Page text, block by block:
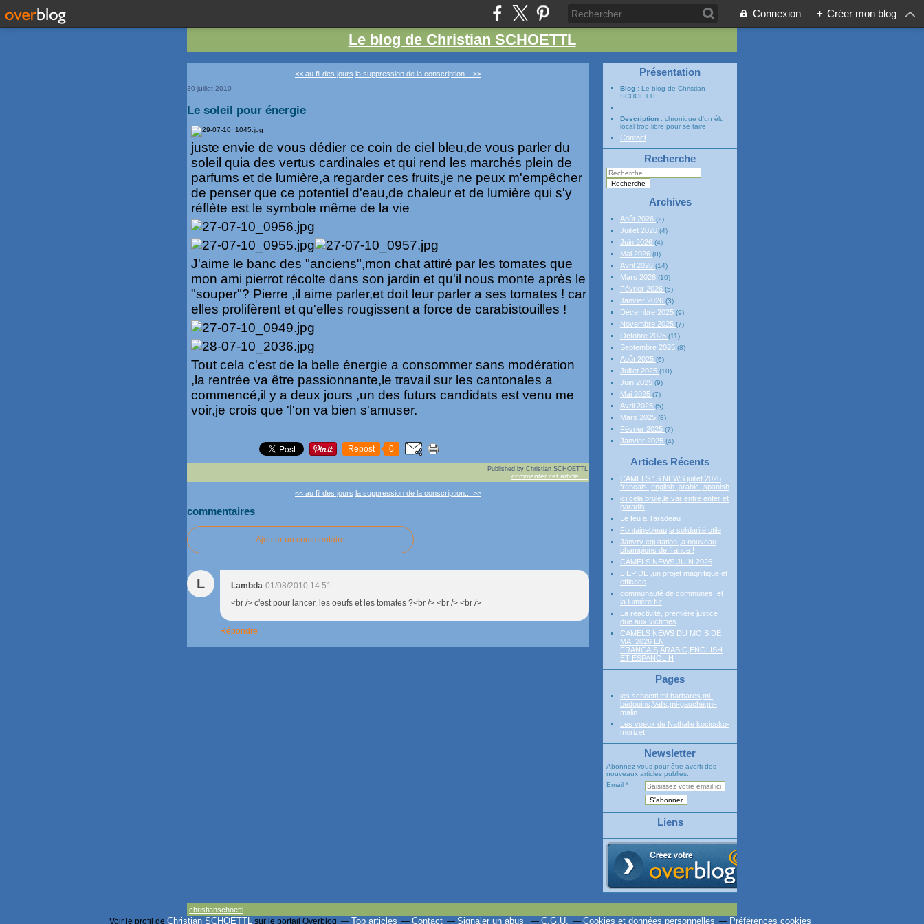
Connexion + Créer mon blog
Le blog de Christian SCHOETTL
<< au fil des jours la suppression de la conscription... >>
30 juillet 2010
Le soleil pour énergie
juste envie de vous dédier ce coin de ciel bleu,de vous parler du
soleil quia des vertus cardinales et qui rend les marchés plein de
parfums et de lumière,a regarder ces fruits,je ne peux m'empêcher
de penser que ce potentiel d'eau,de chaleur et de lumière qui s'y
réflète est le symbole même de la vie
J'aime le banc des "anciens",mon chat attiré par les tomates que
mon ami pierrot récolte dans son jardin et qu'il nous monte après le
"souper"? Pierre ,il aime parler,et doit leur parler a ses tomates ! car
elles prolifèrent et qu'elles rougissent a force de carabistouilles !
Tout cela c'est de la belle énergie a consommer sans modération
,la rentrée va être passionnante,le travail sur les cantonales a
commencé,il y a deux jours ,un des futurs candidats est venu me
voir,je crois que 'l'on va bien s'amuser.
Repost 0
Published by Christian SCHOETTL
commenter cet article
<< au fil des jours la suppression de la conscription... >>
commentaires
Ajouter un commentaire
L Lambda 01/08/2010 14:51
<br /> c'est pour lancer, les oeufs et les tomates ?<br /> <br /> <br />
Répondre
Présentation
Blog : Le blog de Christian
SCHOETTL
Description : chronique d'un élu
local trop libre pour se taire
Contact
Recherche
Archives
Août 2026 (2)
Juillet 2026 (4)
Juin 2026 (4)
Mai 2026 (8)
Avril 2026 (14)
Mars 2026 (10)
Février 2026 (5)
Janvier 2026 (3)
Décembre 2025 (9)
Novembre 2025 (7)
Octobre 2025 (11)
Septembre 2025 (8)
Août 2025 (6)
Juillet 2025 (10)
Juin 2025 (9)
Mai 2025 (7)
Avril 2025 (5)
Mars 2025 (8)
Février 2025 (7)
Janvier 2025 (4)
Articles Récents
CAMELS ' S NEWS juillet 2026
francais ,english ,arabic ,spanish
ici cela brule,le var entre enfer et
paradis
Le feu a Taradeau
Fontainebleau,la solidarité utile
Janvry equitation ,a nouveau
champions de france !
CAMELS NEWS JUIN 2026
L EPIDE ,un projet magnifique et
efficace
communauté de communes ,et
la lumière fut
La réactivité, première justice
due aux victimes
CAMELS NEWS DU MOIS DE
MAI 2026 EN
FRANCAIS,ARABIC,ENGLISH
ET ESPANOL H
Pages
les schoettl mi-barbares,mi-
bédouins,Valls,mi-gauche,mi-
malin
Les voeux de Nathalie kociusko-
morizet
Newsletter
Abonnez-vous pour être averti des
nouveaux articles publiés.
Email
Liens
christianschoettl
Voir le profil de Christian SCHOETTLsur le portail Overblog Top articles Contact Signaler un abus C.G.U. Cookies et données personnelles Préférences cookies